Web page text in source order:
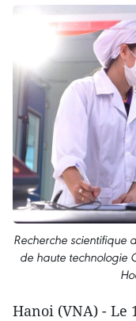
Recherche scientifique
de haute technologie
Hanoi (VNA) - Le